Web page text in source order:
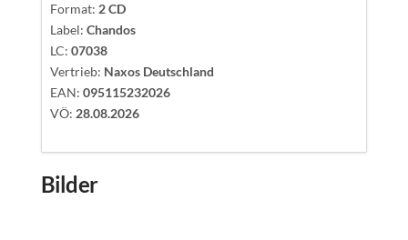
Format: 2 CD
Label: Chandos
LC: 07038
Vertrieb: Naxos Deutschland
EAN: 095115232026
VÖ: 28.08.2026
Bilder